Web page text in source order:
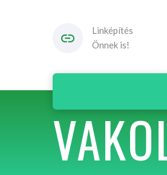
Linképítés
Önnek is!